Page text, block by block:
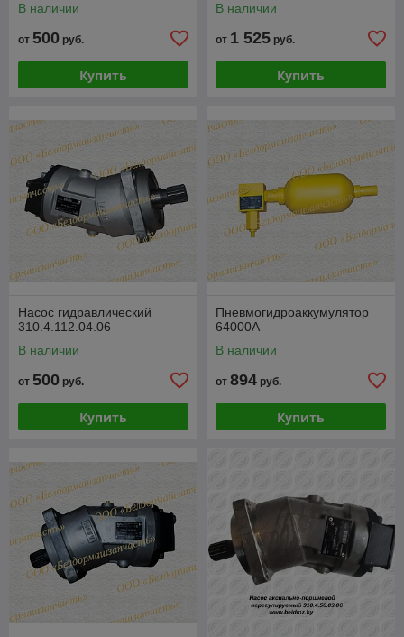
В наличии
от 500 руб.
Купить
В наличии
от 1 525 руб.
Купить
Насос гидравлический
310.4.112.04.06
В наличии
от 500 руб.
Купить
Пневмогидроаккумулятор
64000А
В наличии
от 894 руб.
Купить